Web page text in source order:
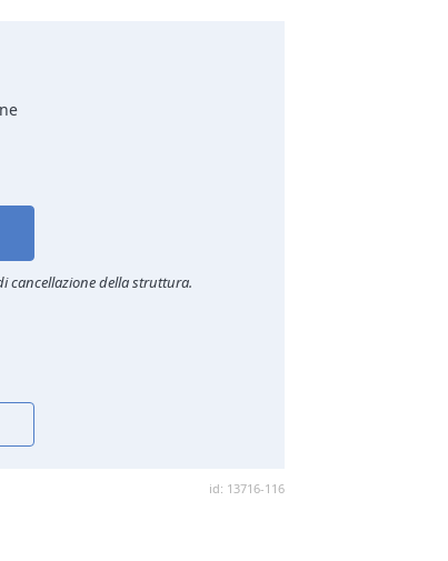
cancellazione della struttura.
id: 13716-116